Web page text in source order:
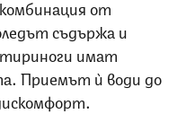
от
съдържа и
имат
Приемът ѝ води до